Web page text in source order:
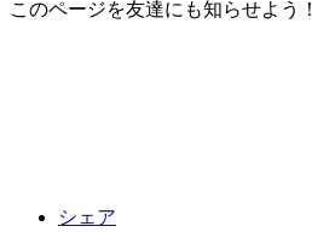
このページを友達にも知らせよう！
シェア